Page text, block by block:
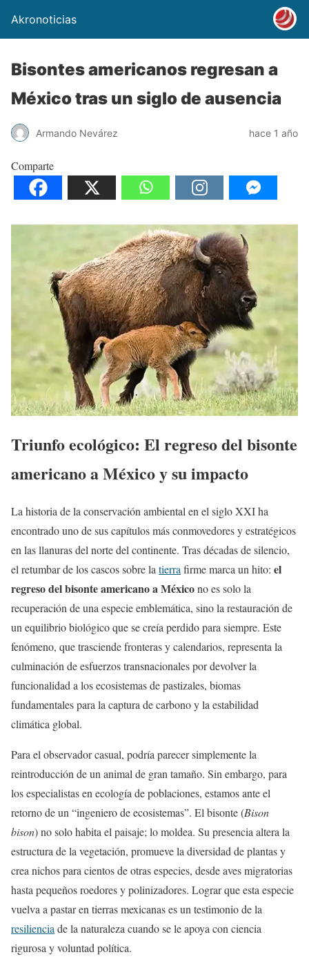
Akronoticias
Bisontes americanos regresan a
México tras un siglo de ausencia
Armando Nevárez hace 1 año
Comparte
Triunfo ecológico: El regreso del bisonte
americano a México y su impacto
La historia de la conservación ambiental en el siglo XXI ha
encontrado uno de sus capítulos más conmovedores y estratégicos
en las llanuras del norte del continente. Tras décadas de silencio,
el retumbar de los cascos sobre la tierra firme marca un hito: el
regreso del bisonte americano a Méxicono es solo la
recuperación de una especie emblemática, sino la restauración de
un equilibrio biológico que se creía perdido para siempre. Este
fenómeno, que trasciende fronteras y calendarios, representa la
culminación de esfuerzos transnacionales por devolver la
funcionalidad a los ecosistemas de pastizales, biomas
fundamentales para la captura de carbono y la estabilidad
climática global.
Para el observador casual, podría parecer simplemente la
reintroducción de un animal de gran tamaño. Sin embargo, para
los especialistas en ecología de poblaciones, estamos ante el
retorno de un “ingeniero de ecosistemas”. El bisonte (Bison
bison) no solo habita el paisaje; lo moldea. Su presencia altera la
estructura de la vegetación, promueve la diversidad de plantas y
crea nichos para cientos de otras especies, desde aves migratorias
hasta pequeños roedores y polinizadores. Lograr que esta especie
vuelva a pastar en tierras mexicanas es un testimonio de la
resiliencia de la naturaleza cuando se le apoya con ciencia
rigurosa y voluntad política.